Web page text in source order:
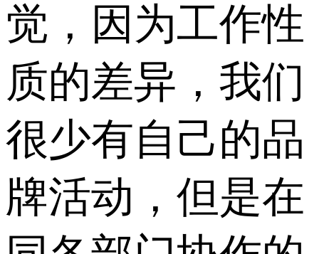
觉，因为工作性
质的差异，我们
很少有自己的品
牌活动，但是在